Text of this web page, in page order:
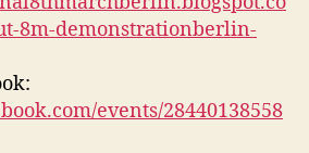
8m-demonstrationberlin-
events/28440138558